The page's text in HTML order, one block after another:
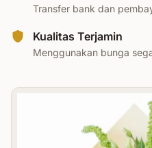
Transfer bank dan
Kualitas Terjamin
Menggunakan bunga